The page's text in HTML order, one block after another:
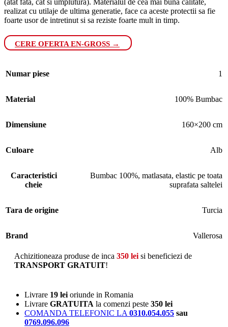
realizat cu utilaje de ultima generatie, face ca aceste protectii sa fie
foarte usor de intretinut si sa reziste foarte mult in timp.
CERE OFERTA EN-GROSS →
Numar piese 1
Material 100% Bumbac
Dimensiune 160×200 cm
Culoare Alb
Caracteristici
cheie
Bumbac 100%, matlasata, elastic pe toata
suprafata saltelei
Tara de origine Turcia
Brand Vallerosa
Achizitioneaza produse de inca 350 lei si beneficiezi de
TRANSPORT GRATUIT!
Livrare 19 lei oriunde in Romania
Livrare GRATUITA la comenzi peste 350 lei
COMANDA TELEFONIC LA 0310.054.055 sau
0769.096.096